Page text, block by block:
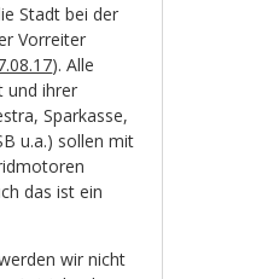
Stadt bei der
Vorreiter
). Alle
und ihrer
Sparkasse,
u.a.) sollen mit
das ist ein
wir nicht